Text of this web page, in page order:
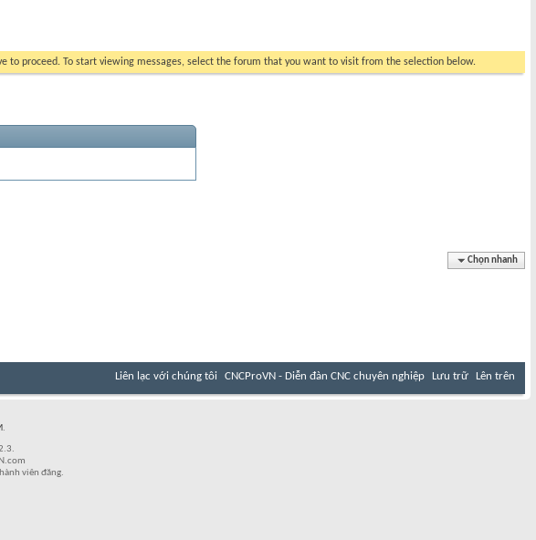
to proceed. To start viewing messages, select the forum that you want to visit from the selection below.
Chọn nhanh
Liên lạc với chúng tôi CNCProVN - Diễn đàn CNC chuyên nghiệp Lưu trữ Lên trên
.
viên đăng.